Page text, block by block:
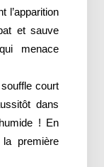
l’apparition
et sauve
menace
court
dans
! En
première